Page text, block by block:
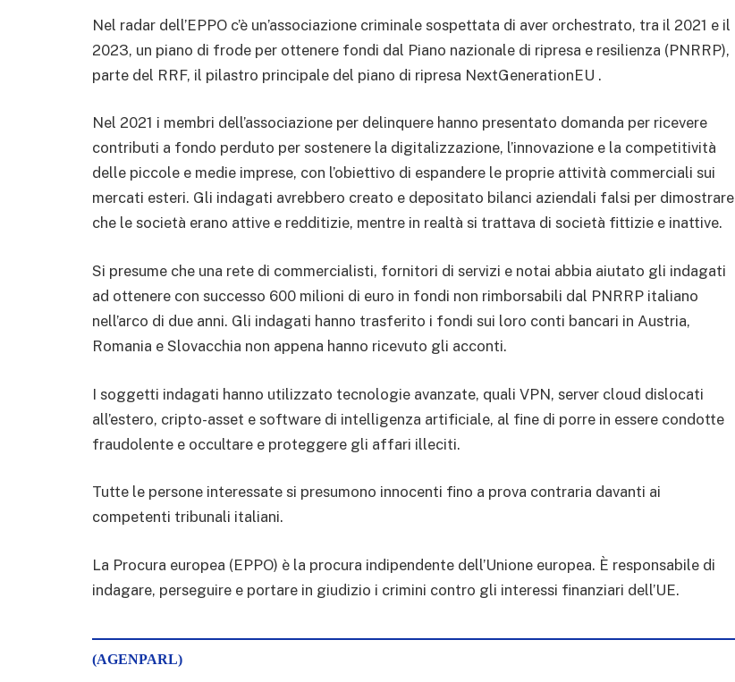
Nel radar dell’EPPO c’è un’associazione criminale sospettata di aver orchestrato, tra il 2021 e il
2023, un piano di frode per ottenere fondi dal Piano nazionale di ripresa e resilienza (PNRRP),
parte del RRF, il pilastro principale del piano di ripresa NextGenerationEU .
Nel 2021 i membri dell’associazione per delinquere hanno presentato domanda per ricevere
contributi a fondo perduto per sostenere la digitalizzazione, l’innovazione e la competitività
delle piccole e medie imprese, con l’obiettivo di espandere le proprie attività commerciali sui
mercati esteri. Gli indagati avrebbero creato e depositato bilanci aziendali falsi per dimostrare
che le società erano attive e redditizie, mentre in realtà si trattava di società fittizie e inattive.
Si presume che una rete di commercialisti, fornitori di servizi e notai abbia aiutato gli indagati
ad ottenere con successo 600 milioni di euro in fondi non rimborsabili dal PNRRP italiano
nell’arco di due anni. Gli indagati hanno trasferito i fondi sui loro conti bancari in Austria,
Romania e Slovacchia non appena hanno ricevuto gli acconti.
I soggetti indagati hanno utilizzato tecnologie avanzate, quali VPN, server cloud dislocati
all’estero, cripto-asset e software di intelligenza artificiale, al fine di porre in essere condotte
fraudolente e occultare e proteggere gli affari illeciti.
Tutte le persone interessate si presumono innocenti fino a prova contraria davanti ai
competenti tribunali italiani.
La Procura europea (EPPO) è la procura indipendente dell’Unione europea. È responsabile di
indagare, perseguire e portare in giudizio i crimini contro gli interessi finanziari dell’UE.
(AGENPARL)